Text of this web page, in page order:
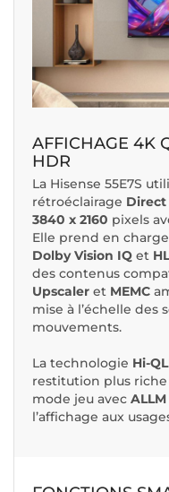
AFFICHAGE 4K
HDR
La Hisense 55E7S
rétroéclairage Direct
3840 x 2160 pixels
Elle prend en
Dolby Vision IQ et
des contenus
Upscaler et MEMC
mise à l’échelle des
mouvements.
La technologie Hi-
restitution plus riche
mode jeu avec ALLM
l’affichage aux